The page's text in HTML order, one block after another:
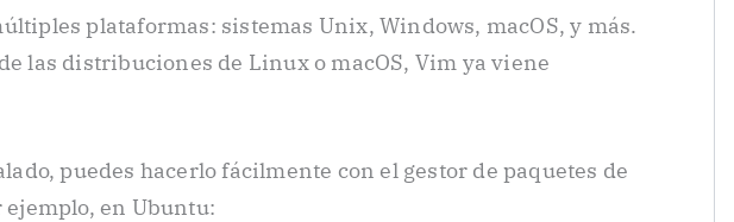
plataformas: sistemas Unix, Windows, macOS, y más.
las distribuciones de Linux o macOS, Vim ya viene
puedes hacerlo fácilmente con el gestor de paquetes de
ejemplo, en Ubuntu: